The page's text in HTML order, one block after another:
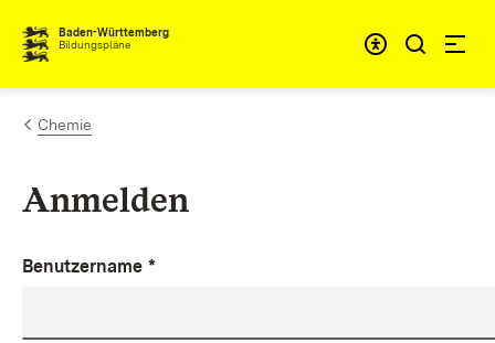
Zum Inhalt springen
Baden-Württemberg
Bildungspläne
Chemie
Anmelden
Benutzername *